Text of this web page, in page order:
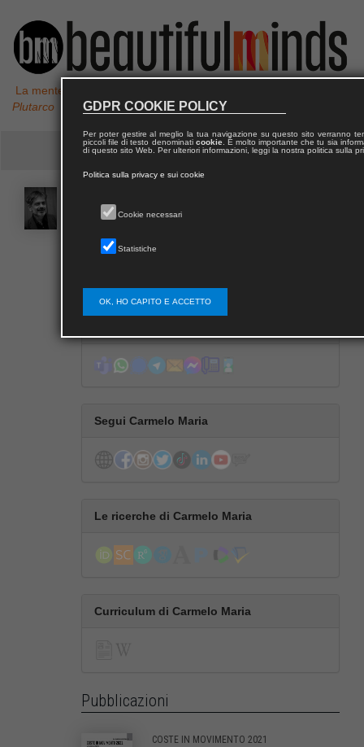
La mente non è un vaso da riempire, ma un fuoco da accendere,
Plutarco
Carmelo Maria
Curriculum Vitae di Carmelo Maria Torre
Segui Carmelo Maria
Le ricerche di Carmelo Maria
Curriculum di Carmelo Maria
Pubblicazioni
COSTE IN MOVIMENTO 2021
GDPR COOKIE POLICY
Per poter gestire al meglio la tua navigazione su questo sito verranno
piccoli file di testo denominati cookie. È molto importante che tu sia
di questo sito Web. Per ulteriori informazioni, leggi la nostra politica sulla
Politica sulla privacy e sui cookie
Cookie necessari
Statistiche
OK, HO CAPITO E ACCETTO